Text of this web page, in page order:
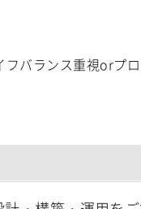
バランス重視orプ